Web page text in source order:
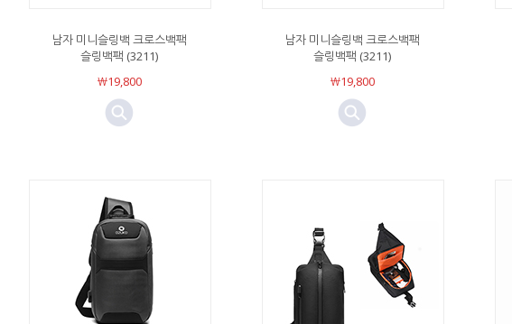
남자 미니슬링백 크로스백팩
슬링백팩 (3211)
￦19,800
남자 미니슬링백 크로스백팩
슬링백팩 (3211)
￦19,800